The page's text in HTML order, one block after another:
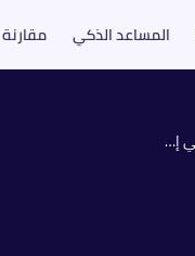
المساعد الذكي مقارنة
مرسيدس إيه إم جي جي إل سي 43 4M كوبيه